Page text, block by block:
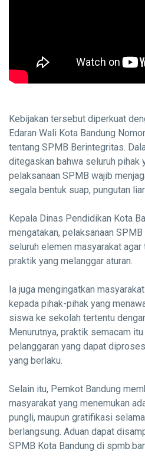
Kebijakan tersebut diperkuat
Edaran Wali Kota Bandung
tentang SPMB Berintegritas.
ditegaskan bahwa seluruh pihak
pelaksanaan SPMB wajib
segala bentuk suap, pungutan
Kepala Dinas Pendidikan Kota
mengatakan, pelaksanaan
seluruh elemen masyarakat
praktik yang melanggar aturan.
Ia juga mengingatkan
kepada pihak-pihak yang
siswa ke sekolah tertentu
Menurutnya, praktik semacam
pelanggaran yang dapat
yang berlaku.
Selain itu, Pemkot Bandung
masyarakat yang menemukan
pungli, maupun gratifikasi
berlangsung. Aduan dapat
SPMB Kota Bandung di